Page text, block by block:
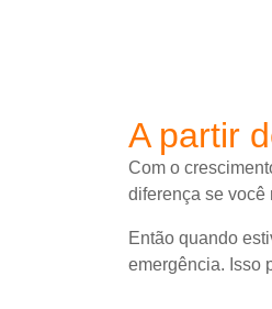
A partir
Com o
diferença se você
Então quando
emergência. Isso